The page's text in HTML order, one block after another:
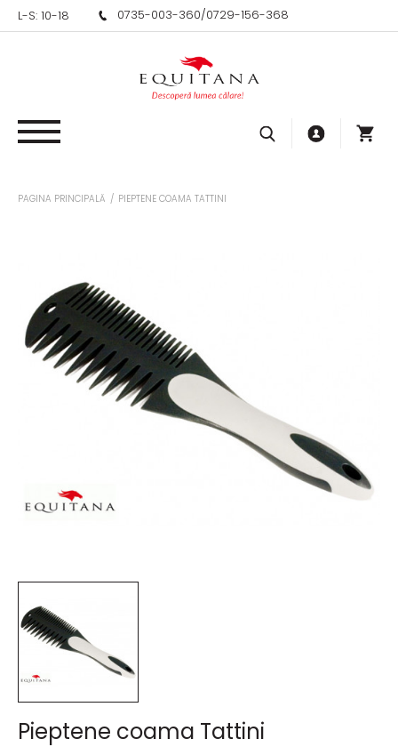
L-S: 10-18 0735-003-360/0729-156-368
PAGINA PRINCIPALĂ / PIEPTENE COAMA TATTINI
Pieptene coama Tattini